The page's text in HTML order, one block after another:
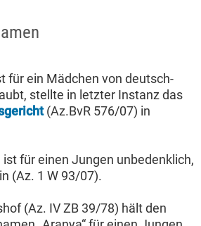
für ein Mädchen von deutsch-
stellte in letzter Instanz das
(Az.BvR 576/07) in
ist für einen Jungen unbedenklich,
(Az. 1 W 93/07).
(Az. IV ZB 39/78) hält den